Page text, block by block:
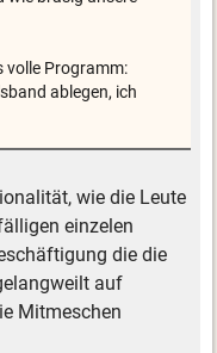
volle Programm:
ablegen, ich
wie die Leute
einzelen
die die
auf
Mitmeschen